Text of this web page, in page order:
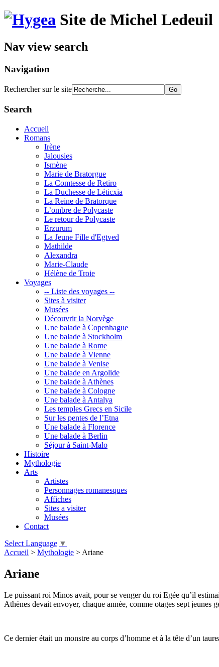
Site de Michel Ledeuil
Nav view search
Navigation
Rechercher sur le site
Search
Accueil
Romans
Irène
Jalousies
Ismène
Marie de Bratorgue
La Comtesse de Retiro
La Duchesse de Léticxia
La Reine de Bratorque
L’ombre de Polycaste
Le retour de Polycaste
Erzurum
La Jeune Fille d'Egtved
Mathilde
Alexandra
Marie-Claude
Hélène de Troie
Voyages
-- Liste des voyages --
Sites à visiter
Musées
Découvrir la Norvège
Une balade à Copenhague
Une balade à Stockholm
Une balade à Rome
Une balade à Vienne
Une balade à Venise
Une balade en Argolide
Une balade à Athènes
Une balade à Cologne
Une balade à Antalya
Les temples Grecs en Sicile
Sur les pentes de l’Etna
Une balade à Florence
Une balade à Berlin
Séjour à Saint-Malo
Histoire
Mythologie
Arts
Artistes
Personnages romanesques
Affiches
Sites a visiter
Musées
Contact
Select Language ▼
Accueil > Mythologie > Ariane
Ariane
Le puissant roi Minos avait, pour se venger du roi Egée qu’il
Athènes devait envoyer, chaque année, comme otages sept jeunes
Ce dernier était un monstre au corps d’homme et à la tête d’un